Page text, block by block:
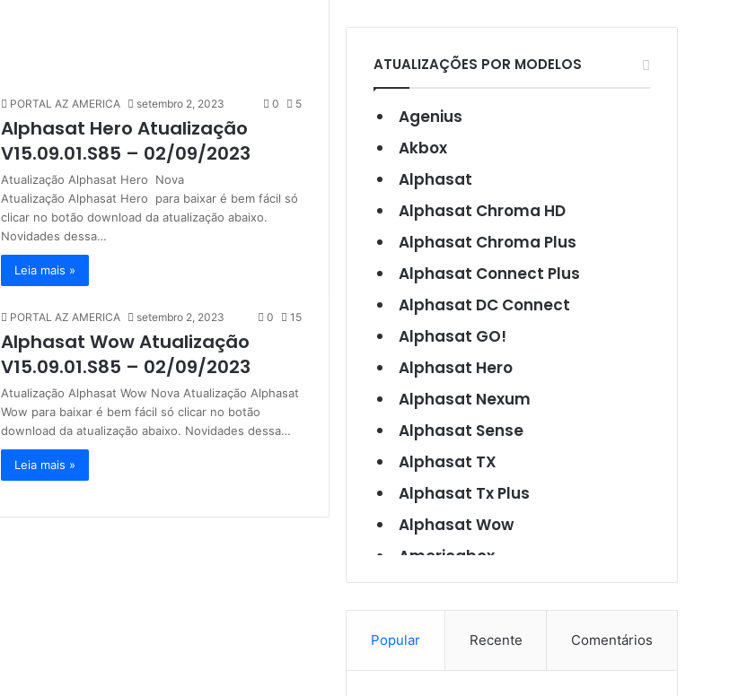
PORTAL AZ AMERICA setembro 2, 2023 0 5
Alphasat Hero Atualização
V15.09.01.S85 – 02/09/2023
Atualização Alphasat Hero Nova
Atualização Alphasat Hero para baixar é bem fácil só
clicar no botão download da atualização abaixo.
Novidades dessa…
Leia mais »
PORTAL AZ AMERICA setembro 2, 2023 0 15
Alphasat Wow Atualização
V15.09.01.S85 – 02/09/2023
Atualização Alphasat Wow Nova Atualização Alphasat
Wow para baixar é bem fácil só clicar no botão
download da atualização abaixo. Novidades dessa…
Leia mais »
ATUALIZAÇÕES POR MODELOS
Agenius
Akbox
Alphasat
Alphasat Chroma HD
Alphasat Chroma Plus
Alphasat Connect Plus
Alphasat DC Connect
Alphasat GO!
Alphasat Hero
Alphasat Nexum
Alphasat Sense
Alphasat TX
Alphasat Tx Plus
Alphasat Wow
Americabox
Americabox S101
Americabox S105 Plus
Popular Recente Comentários